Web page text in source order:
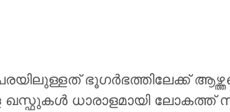
ഭൂഗർഭത്തിലേക്ക്
ധാരാളമായി ലോകത്ത്